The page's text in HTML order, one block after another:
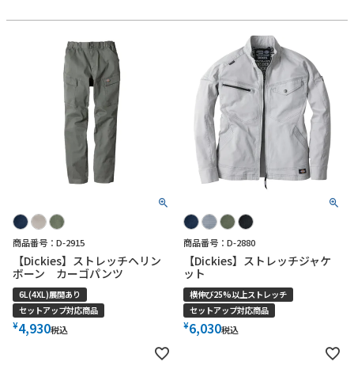
商品番号：D-2915
【Dickies】ストレッチヘリン
ボーン カーゴパンツ
6L(4XL)展開あり
セットアップ対応商品
¥4,930税込
商品番号：D-2880
【Dickies】ストレッチジャケ
ット
横伸び25%以上ストレッチ
セットアップ対応商品
¥6,030税込